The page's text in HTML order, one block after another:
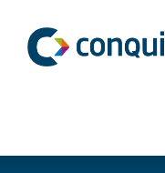
contenido